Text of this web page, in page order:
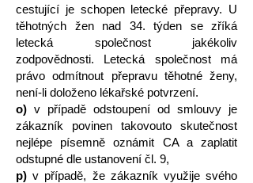
cestující je schopen letecké přepravy. U
těhotných žen nad 34. týden se zříká
letecká společnost jakékoliv
zodpovědnosti. Letecká společnost má
právo odmítnout přepravu těhotné ženy,
není-li doloženo lékařské potvrzení.
o) v případě odstoupení od smlouvy je
zákazník povinen takovouto skutečnost
nejlépe písemně oznámit CA a zaplatit
odstupné dle ustanovení čl. 9,
p) v případě, že zákazník využije svého